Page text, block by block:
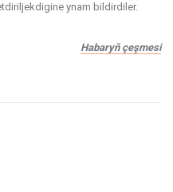
ynam bildirdiler.
Habaryň çeşmesi